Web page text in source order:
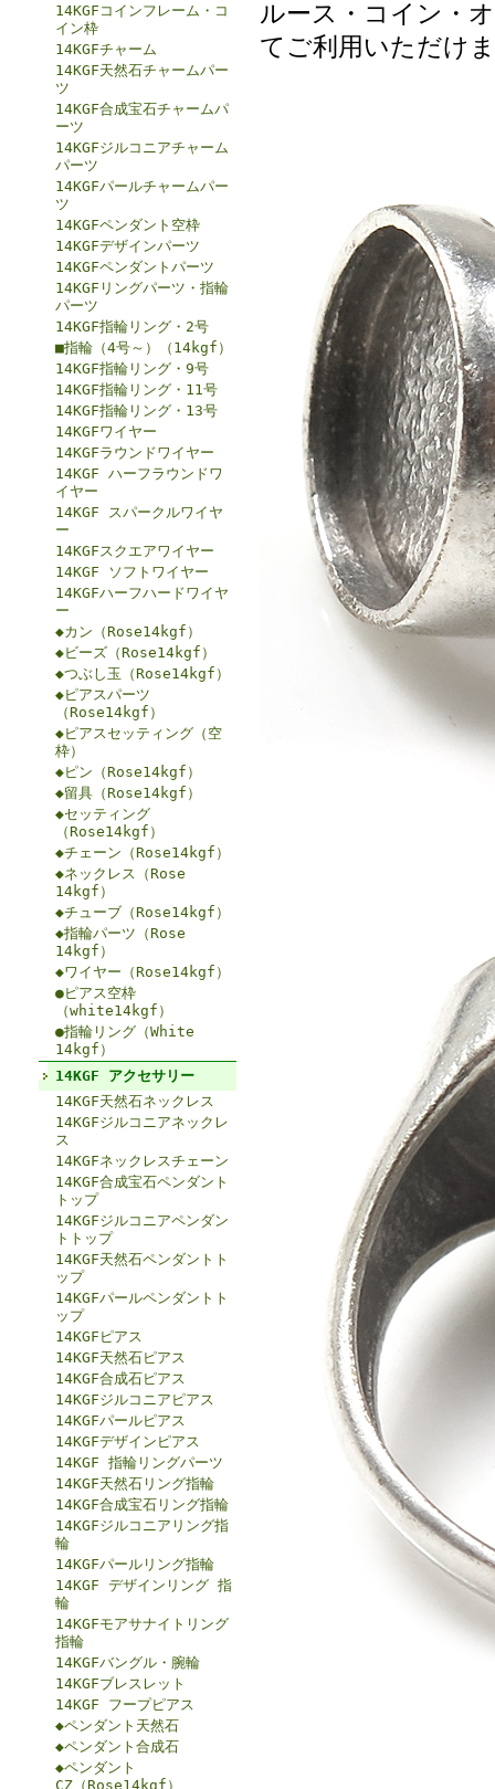
14KGFコインフレーム・コ
イン枠
14KGFチャーム
14KGF天然石チャームパー
ツ
14KGF合成宝石チャームパ
ーツ
14KGFジルコニアチャーム
パーツ
14KGFパールチャームパー
ツ
14KGFペンダント空枠
14KGFデザインパーツ
14KGFペンダントパーツ
14KGFリングパーツ・指輪
パーツ
14KGF指輪リング・2号
■指輪（4号～）（14kgf）
14KGF指輪リング・9号
14KGF指輪リング・11号
14KGF指輪リング・13号
14KGFワイヤー
14KGFラウンドワイヤー
14KGF ハーフラウンドワ
イヤー
14KGF スパークルワイヤ
ー
14KGFスクエアワイヤー
14KGF ソフトワイヤー
14KGFハーフハードワイヤ
ー
◆カン（Rose14kgf）
◆ビーズ（Rose14kgf）
◆つぶし玉（Rose14kgf）
◆ピアスパーツ
（Rose14kgf）
◆ピアスセッティング（空
枠）
◆ピン（Rose14kgf）
◆留具（Rose14kgf）
◆セッティング
（Rose14kgf）
◆チェーン（Rose14kgf）
◆ネックレス（Rose
14kgf）
◆チューブ（Rose14kgf）
◆指輪パーツ（Rose
14kgf）
◆ワイヤー（Rose14kgf）
●ピアス空枠
（white14kgf）
●指輪リング（White
14kgf）
14KGF アクセサリー
14KGF天然石ネックレス
14KGFジルコニアネックレ
ス
14KGFネックレスチェーン
14KGF合成宝石ペンダント
トップ
14KGFジルコニアペンダン
トトップ
14KGF天然石ペンダントト
ップ
14KGFパールペンダントト
ップ
14KGFピアス
14KGF天然石ピアス
14KGF合成石ピアス
14KGFジルコニアピアス
14KGFパールピアス
14KGFデザインピアス
14KGF 指輪リングパーツ
14KGF天然石リング指輪
14KGF合成宝石リング指輪
14KGFジルコニアリング指
輪
14KGFパールリング指輪
14KGF デザインリング 指
輪
14KGFモアサナイトリング
指輪
14KGFバングル・腕輪
14KGFブレスレット
14KGF フープピアス
◆ペンダント天然石
◆ペンダント合成石
◆ペンダント
CZ（Rose14kgf）
ルース・コイン・
てご利用いただけ